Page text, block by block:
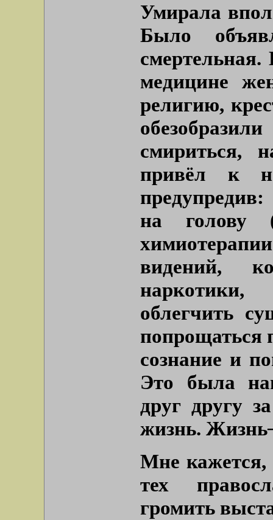
Умирала
Было
смертельная.
медицине
религию,
смириться,
привёл к
на голову
видений,
облегчить
попрощаться
сознание и
Это была
друг другу
жизнь.
Мне кажется,
тех
громить